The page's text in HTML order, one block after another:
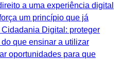
a uma experiência digital
um princípio que já
Digital: proteger
que ensinar a utilizar
oportunidades para que